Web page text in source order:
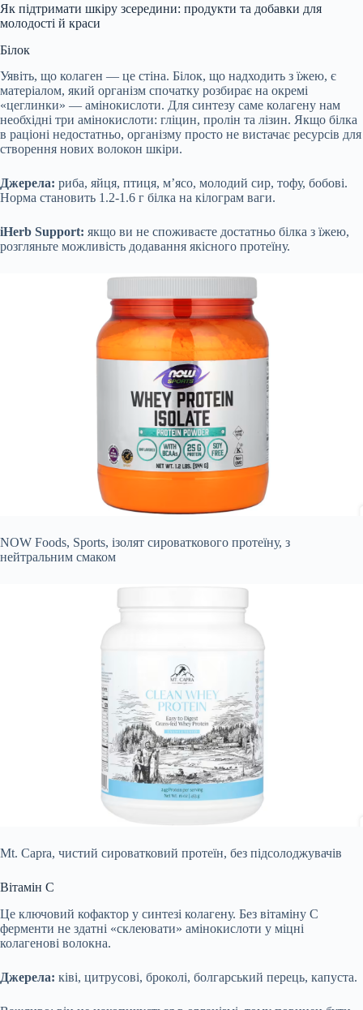
Як підтримати шкіру зсередини: продукти та добавки для
молодості й краси
Білок
Уявіть, що колаген — це стіна. Білок, що надходить з їжею, є
матеріалом, який організм спочатку розбирає на окремі
«цеглинки» — амінокислоти. Для синтезу саме колагену нам
необхідні три амінокислоти: гліцин, пролін та лізин. Якщо білка
в раціоні недостатньо, організму просто не вистачає ресурсів для
створення нових волокон шкіри.
Джерела: риба, яйця, птиця, м’ясо, молодий сир, тофу, бобові.
Норма становить 1.2-1.6 г білка на кілограм ваги.
iHerb Support: якщо ви не споживаєте достатньо білка з їжею,
розгляньте можливість додавання якісного протеїну.
NOW Foods, Sports, ізолят сироваткового протеїну, з
нейтральним смаком
Mt. Capra, чистий сироватковий протеїн, без підсолоджувачів
Вітамін С
Це ключовий кофактор у синтезі колагену. Без вітаміну С
ферменти не здатні «склеювати» амінокислоти у міцні
колагенові волокна.
Джерела: ківі, цитрусові, броколі, болгарський перець, капуста.